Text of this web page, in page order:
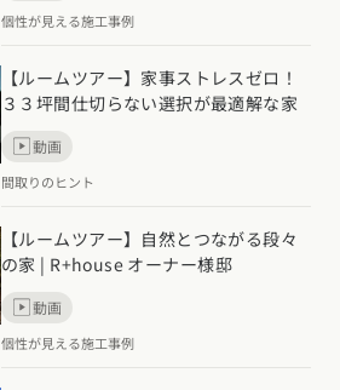
個性が見える施工事例
【ルームツアー】家事ストレスゼロ！
３３坪間仕切らない選択が最適解な家
動画
間取りのヒント
【ルームツアー】自然とつながる段々
の家 | R+house オーナー様邸
動画
個性が見える施工事例